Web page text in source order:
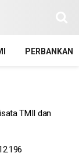
PERBANKAN
TMII dan